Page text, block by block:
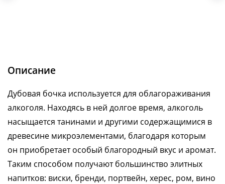
Описание
Дубовая бочка используется для облагораживания
алкоголя. Находясь в ней долгое время, алкоголь
насыщается танинами и другими содержащимися в
древесине микроэлементами, благодаря которым
он приобретает особый благородный вкус и аромат.
Таким способом получают большинство элитных
напитков: виски, бренди, портвейн, херес, ром, вино